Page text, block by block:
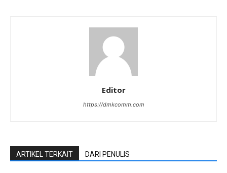
Editor
https://dmkcomm.com
ARTIKEL TERKAIT DARI PENULIS